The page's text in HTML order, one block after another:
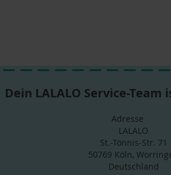
Dein LALALO Service-
Adresse
LALALO
St.-Tönnis-Str. 71
50769 Köln,
Deutschland